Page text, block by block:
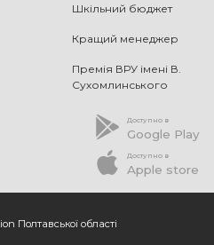
Шкільний бюджет
Кращий менеджер
Премія ВРУ імені В.
Сухомлинського
Доступно в
Google Play
Доступно в
Apple store
Полтавської області